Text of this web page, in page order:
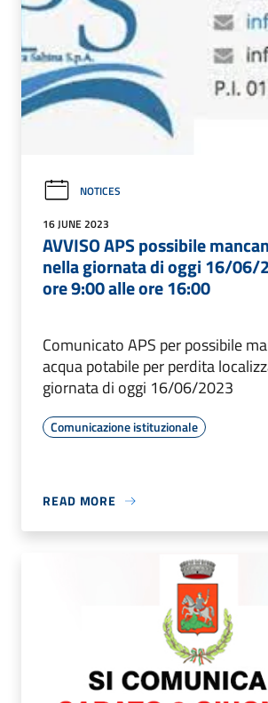
NOTICES
16 JUNE 2023
AVVISO APS possibile
nella giornata di oggi 16/06/
ore 9:00 alle ore 16:00
Comunicato APS per possibile
acqua potabile per perdita
giornata di oggi 16/06/2023
Comunicazione istituzionale
READ MORE